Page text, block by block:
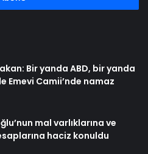
Bir yanda ABD, bir yanda
Emevi Camii’nde namaz
mal varlıklarına ve
haciz konuldu